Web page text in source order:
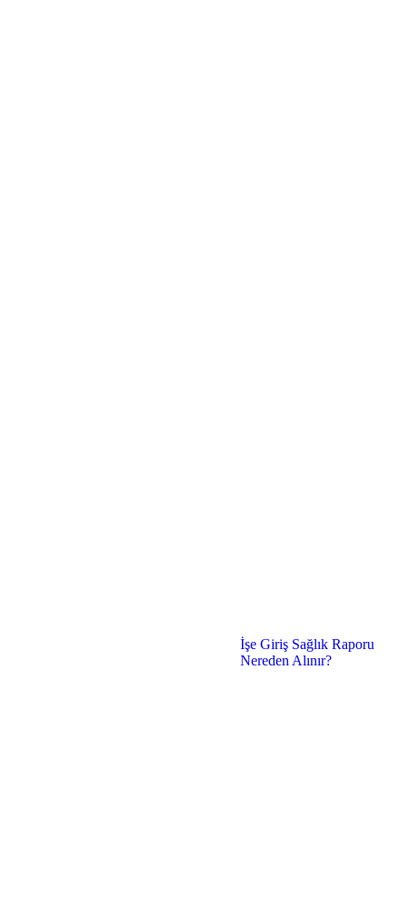
İşe Giriş Sağlık Raporu
Nereden Alınır?